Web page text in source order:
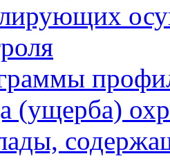
(ущерба)